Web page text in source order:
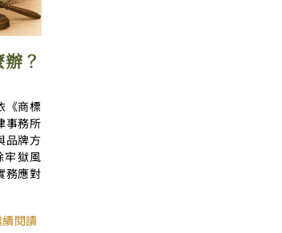
？
《商標
事務所
品牌方
牢獄風
務應對
閱讀